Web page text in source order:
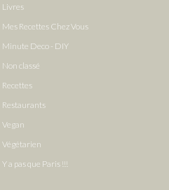
Livres
Mes Recettes Chez Vous
Minute Deco - DIY
Non classé
Recettes
Restaurants
Vegan
Végétarien
Y a pas que Paris !!!